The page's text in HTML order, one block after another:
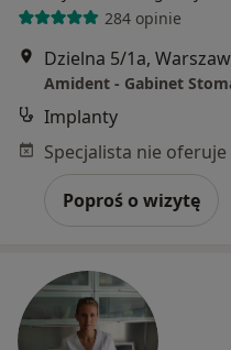
284 opinie
Dzielna 5/1a,
Amident - Gabinet
Implanty
Poproś o wizytę